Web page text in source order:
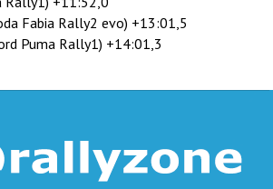
Fabia Rally2 evo) +13:01,5
Puma Rally1) +14:01,3